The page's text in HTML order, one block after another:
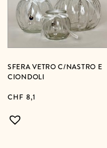
SFERA VETRO C/NASTRO E
CIONDOLI
CHF 8,1